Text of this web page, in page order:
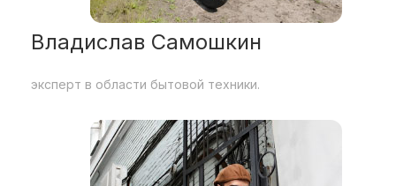
Владислав Самошкин
эксперт в области бытовой техники.